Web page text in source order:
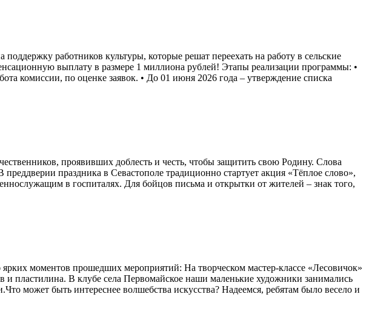
работников культуры, которые решат переехать на работу в сельские
выплату в размере 1 миллиона рублей! Этапы реализации программы: •
комиссии, по оценке заявок. • До 01 июня 2026 года – утверждение списка
проявивших доблесть и честь, чтобы защитить свою Родину. Слова
праздника в Севастополе традиционно стартует акция «Тёплое слово»,
в госпиталях. Для бойцов письма и открытки от жителей – знак того,
моментов прошедших мероприятий: На творческом мастер-классе «Лесовичок»
и пластилина. В клубе села Первомайское наши маленькие художники занимались
может быть интереснее волшебства искусства? Надеемся, ребятам было весело и